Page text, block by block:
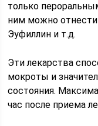
только
ним можно
Эуфиллин и т.д.
Эти лекарства
мокроты и
состояния.
час после приема